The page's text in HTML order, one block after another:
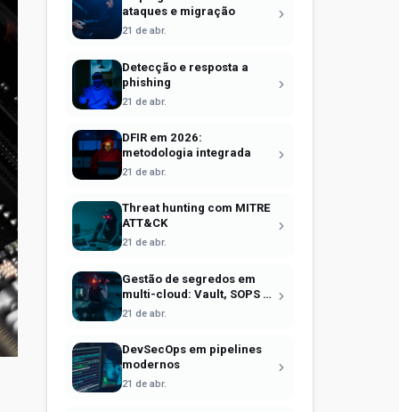
ataques e migração
21 de abr.
Detecção e resposta a
phishing
21 de abr.
DFIR em 2026:
metodologia integrada
21 de abr.
Threat hunting com MITRE
ATT&CK
21 de abr.
Gestão de segredos em
multi-cloud: Vault, SOPS e
identidade efêmera
21 de abr.
DevSecOps em pipelines
modernos
21 de abr.